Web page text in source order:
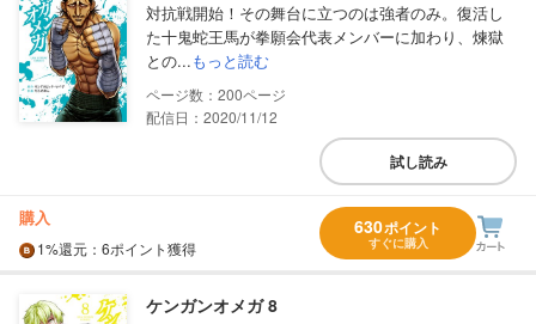
対抗戦開始！その舞台に立つのは強者のみ。復活し
た十鬼蛇王馬が拳願会代表メンバーに加わり、煉獄
との...もっと読む
200
配信日：2020/11/12
試し読み
購入
1%還元 ：6ポイント獲得
630ポイント
すぐに購入
ケンガンオメガ 8